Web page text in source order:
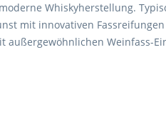
Whiskyherstellung.
mit innovativen Fassreifungen
außergewöhnlichen Weinfass-